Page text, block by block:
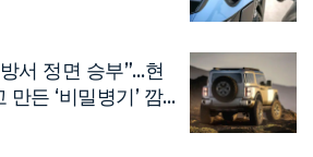
서 정면 승부”…현
든 ‘비밀병기’ 깜